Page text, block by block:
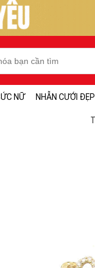
NỮ NHẪN CƯỚI ĐẸP